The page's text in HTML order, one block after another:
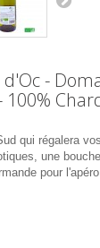
d'Oc -
qui régalera
une
pour